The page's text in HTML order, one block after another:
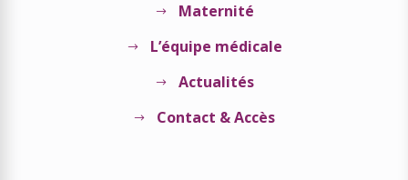
$ Maternité
$ L’équipe médicale
$ Actualités
$ Contact & Accès